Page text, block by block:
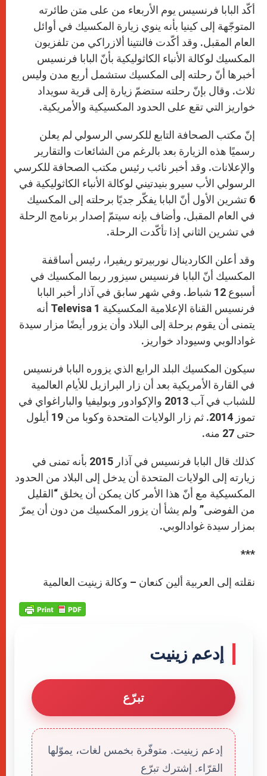
g
e
r
o
k
r
أكّد البابا فرنسيس يوم الأربعاء من على متن طائرته
المتوجّهة إلى كينيا بأنه ينوي زيارة المكسيك في أوائل
العام المقبل. وقد أكّدت فالنتينا ألازراكي من تلفزيون
المكسيك لوكالة الأنباء الكاثوليكية بأنّ البابا فرنسيس
أخبرها أنّ رحلته إلى المكسيك ستشمل أربع مدن وليس
ثلاث. وقال بإنّ رحلته ستضمّ زيارة إلى قرية سويداد
خواريز التي تقع على الحدود المكسيكية والأمريكية.
إنّ مكتب الصحافة التابع للكرسي الرسولي لم يعلن
رسميًا هذه الزيارة بعد بالرغم من الشائعات والتقارير
والإعلانات. وقد أخبر نائب رئيس مكتب الصحافة للكرسي
الرسولي الأب سيرو بنيدتيني لوكالة الأنباء الكاثوليكية في
6 تشرين الأول أنّ البابا يفكّر جديًا برحلته إلى المكسيك
في العام المقبل. وأضاف بإنه سيتمّ إصدار برنامج الرحلة
في تشرين الثاني إذا تأكّدت الرحلة.
وقد أعلن الكاردينال نوربيرتو ريفيرا، رئيس أساقفة
المكسيك أنّ البابا فرنسيس سيزور ربما المكسيك في
أسبوع 12 شباط. وفي شهر سابق في آذار أخبر البابا
فرنسيس القناة الإعلامية المكسيكية Televisa 1 أنه
يتمنى أن يقوم برحلة إلى البلاد وأن يزور أيضًا مزار سيدة
غوادالوبي وسيوداد خواريز.
سيكون المكسيك البلد الرابع الذي يزوره البابا فرنسيس
في القارة الأمريكية بعد أن زار البرازيل للأيام العالمية
للشباب في آب 2013 والإكوادور وبوليفيا والباراغواي في
تموز 2014. ثم زار الولايات المتحدة وكوبا من 19 أيلول
حتى 27 منه.
كذلك قال البابا فرنسيس في آذار 2015 بأنه تمنى في
زيارته إلى الولايات المتحدة أن يدخل إلى البلاد من الحدود
المكسيكية مع أنّ هذا الأمر كان يمكن أن يخلق “القليل
من الفوضى” ولم يشأ أن يزور المكسيك من دون أن يمرّ
بمزار سيدة غوادالوبي.
***
نقلته إلى العربية ألين كنعان – وكالة زينيت العالمية
إدعم زينيت
تبرّع
إدعم زينيت. متوفّرة بخمس لغات، يموّلها
القرّاء. إشترك تبرّع